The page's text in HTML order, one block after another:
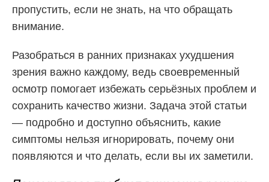
пропустить, если не знать, на что обращать
внимание.
Разобраться в ранних признаках ухудшения
зрения важно каждому, ведь своевременный
осмотр помогает избежать серьёзных проблем и
сохранить качество жизни. Задача этой статьи
— подробно и доступно объяснить, какие
симптомы нельзя игнорировать, почему они
появляются и что делать, если вы их заметили.